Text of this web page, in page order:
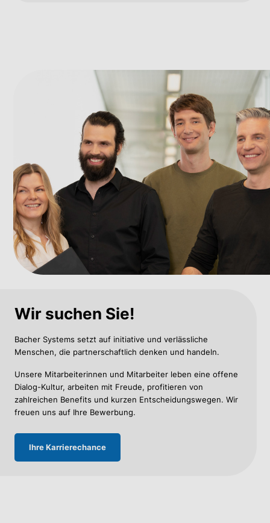
Wir suchen Sie!
Bacher Systems setzt auf initiative und verlässliche
Menschen, die partnerschaftlich denken und handeln.
Unsere Mitarbeiterinnen und Mitarbeiter leben eine offene
Dialog-Kultur, arbeiten mit Freude, profitieren von
zahlreichen Benefits und kurzen Entscheidungswegen. Wir
freuen uns auf Ihre Bewerbung.
Ihre Karrierechance